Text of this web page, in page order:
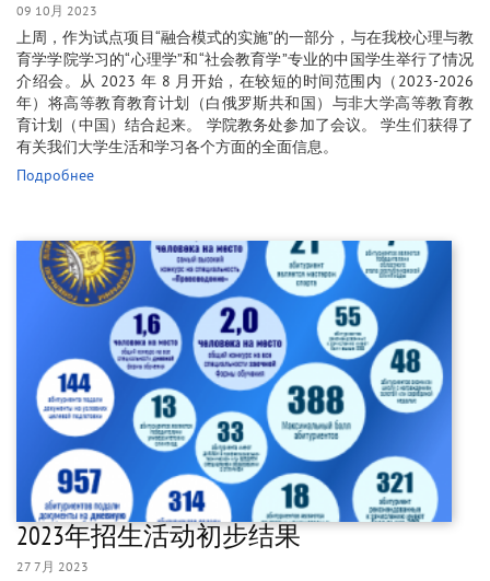
09 10月 2023
上周，作为试点项目“融合模式的实施”的一部分，与在我校心理与教
育学学院学习的“心理学”和“社会教育学”专业的中国学生举行了情况
介绍会。从 2023 年 8 月开始，在较短的时间范围内（2023-2026
年）将高等教育教育计划（白俄罗斯共和国）与非大学高等教育教
育计划（中国）结合起来。 学院教务处参加了会议。 学生们获得了
有关我们大学生活和学习各个方面的全面信息。
Подробнее
2023年招生活动初步结果
27 7月 2023